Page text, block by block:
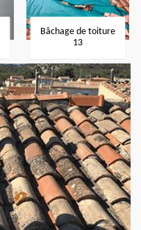
Bâchage de toiture
13